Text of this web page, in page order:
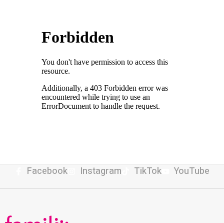
Facebook Instagram TikTok YouTube